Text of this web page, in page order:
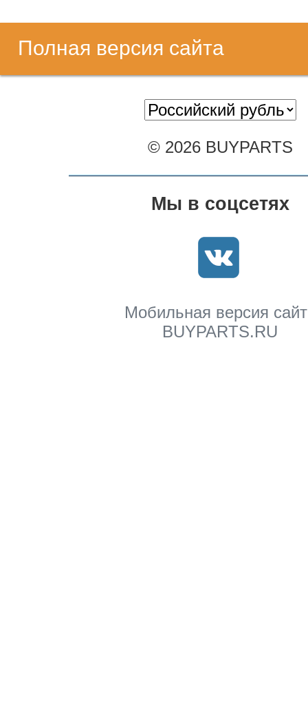
Полная версия сайта
© 2026 BUYPARTS
Мы в соцсетях
Мобильная версия
BUYPARTS.RU